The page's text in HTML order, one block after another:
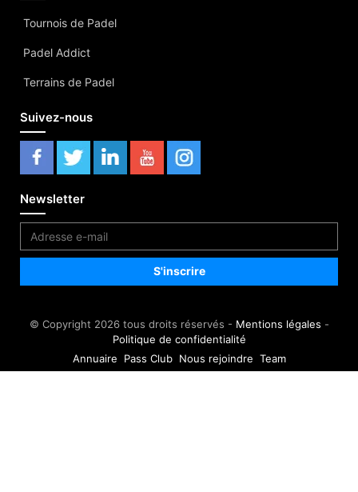
Tournois de Padel
Padel Addict
Terrains de Padel
Suivez-nous
Newsletter
© Copyright 2026 tous droits réservés - Mentions légales -
Politique de confidentialité
Annuaire
Pass Club Nous rejoindre Team